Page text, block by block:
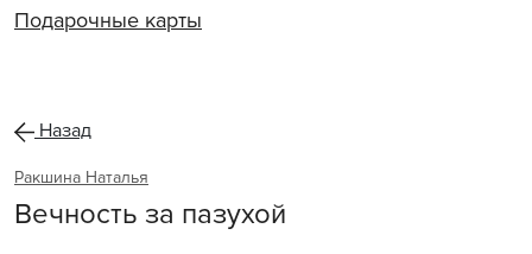
Подарочные карты
Назад
Ракшина Наталья
Вечность за пазухой